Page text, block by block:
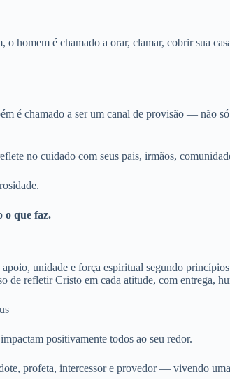
homem é chamado a orar, clamar, cobrir sua
é chamado a ser um canal de provisão — não
no cuidado com seus pais, irmãos,
o que faz.
de refletir Cristo em cada atitude, com entrega,
positivamente todos ao seu redor.
profeta, intercessor e provedor — vivendo